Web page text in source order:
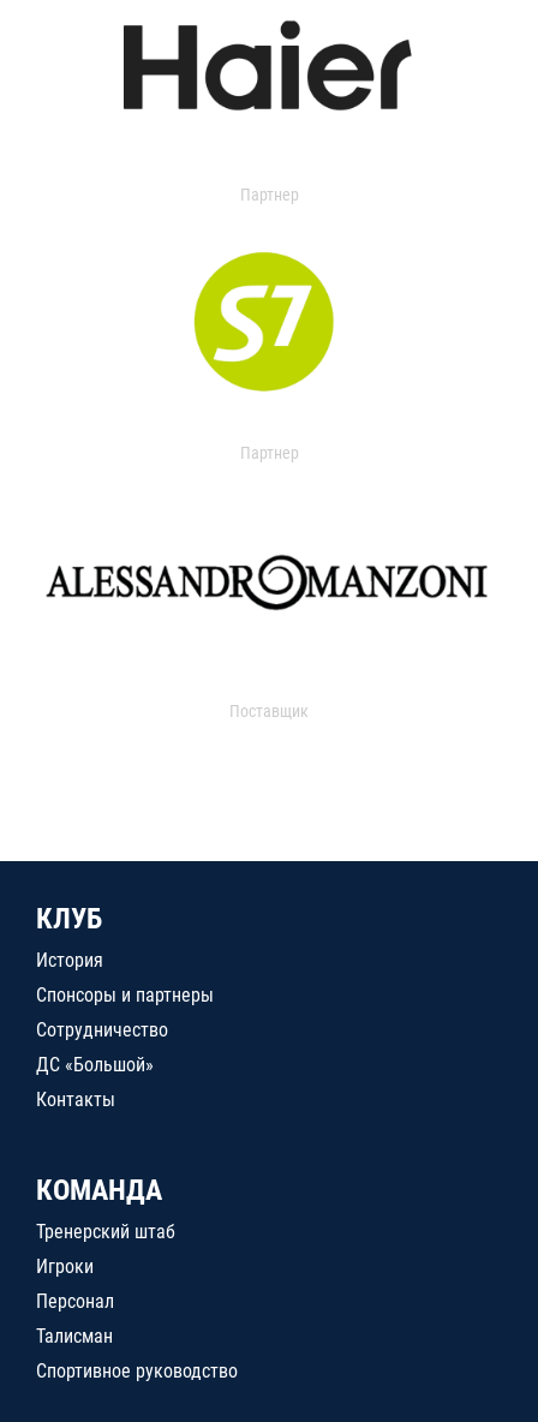
Партнер
Партнер
Поставщик
КЛУБ
История
Спонсоры и партнеры
Сотрудничество
ДС «Большой»
Контакты
КОМАНДА
Тренерский штаб
Игроки
Персонал
Талисман
Спортивное руководство